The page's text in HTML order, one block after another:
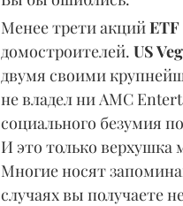
Менее трети акций
домостроителей. US
двумя своими
не владел ни AMC
социального безумия
И это только верхушка
Многие носят
случаях вы получаете